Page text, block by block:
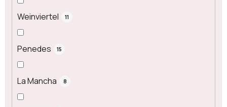
Weinviertel 11
Penedes 15
La Mancha 8